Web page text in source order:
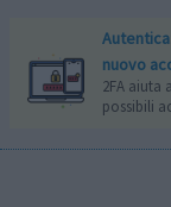
nuovo
2FA aiuta
possibili